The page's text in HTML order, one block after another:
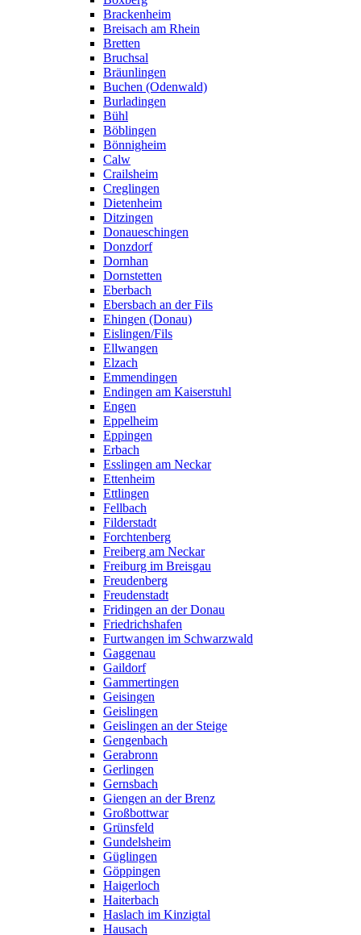
Brackenheim
Breisach am Rhein
Bretten
Bruchsal
Bräunlingen
Buchen (Odenwald)
Burladingen
Bühl
Böblingen
Bönnigheim
Calw
Crailsheim
Creglingen
Dietenheim
Ditzingen
Donaueschingen
Donzdorf
Dornhan
Dornstetten
Eberbach
Ebersbach an der Fils
Ehingen (Donau)
Eislingen/Fils
Ellwangen
Elzach
Emmendingen
Endingen am Kaiserstuhl
Engen
Eppelheim
Eppingen
Erbach
Esslingen am Neckar
Ettenheim
Ettlingen
Fellbach
Filderstadt
Forchtenberg
Freiberg am Neckar
Freiburg im Breisgau
Freudenberg
Freudenstadt
Fridingen an der Donau
Friedrichshafen
Furtwangen im Schwarzwald
Gaggenau
Gaildorf
Gammertingen
Geisingen
Geislingen
Geislingen an der Steige
Gengenbach
Gerabronn
Gerlingen
Gernsbach
Giengen an der Brenz
Großbottwar
Grünsfeld
Gundelsheim
Güglingen
Göppingen
Haigerloch
Haiterbach
Haslach im Kinzigtal
Hausach